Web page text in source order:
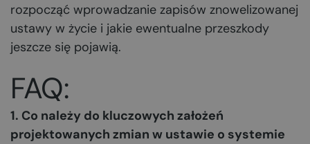
rozpocząć wprowadzanie zapisów znowelizowanej
ustawy w życie i jakie ewentualne przeszkody
jeszcze się pojawią.
FAQ:
1. Co należy do kluczowych założeń
projektowanych zmian w ustawie o systemie